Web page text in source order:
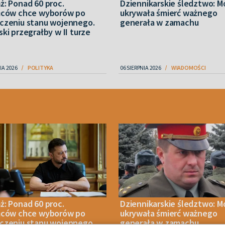
Ponad 60 proc.
chce wyborów po
stanu wojennego.
przegrałby w II turze
2026 POLITYKA
Dziennikarskie śledztwo:
ukrywała śmierć ważnego
generała w zamachu
06 SIERPNIA 2026 WIADOMOŚCI
Ponad 60 proc.
chce wyborów po
Dziennikarskie śledztwo:
ukrywała śmierć ważnego